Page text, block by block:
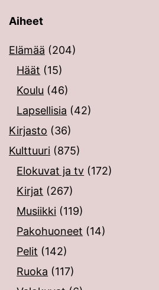
Aiheet
Elämää (204)
Häät (15)
Koulu (46)
Lapsellisia (42)
Kirjasto (36)
Kulttuuri (875)
Elokuvat ja tv (172)
Kirjat (267)
Musiikki (119)
Pakohuoneet (14)
Pelit (142)
Ruoka (117)